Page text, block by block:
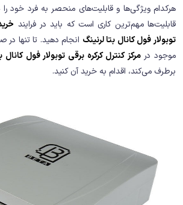
هرکدام ویژگی‌ها و قابلیت‌های منحصر به فرد خود را
قابلیت‌ها مهم‌ترین کاری است که باید در فرایند
توبولار فول کانال بتا لرنینگ انجام دهید. تا تنها در
موجود درمرکز کنترل کرکره برقی توبولار فول کانال
برطرف می‌کند، اقدام به خرید آن کنید.